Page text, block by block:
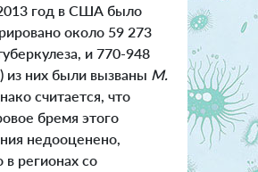
год в США было
около 59 273
и 770-948
из них были вызваны M.
считается, что
бремя этого
недооценено,
в регионах со